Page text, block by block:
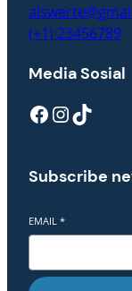
(+1) 23456789
Media Sosial
Facebook InstagramTikTok
Subscribe
EMAIL *